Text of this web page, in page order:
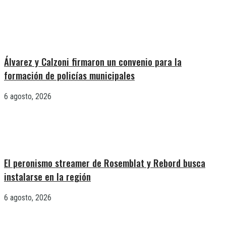
Álvarez y Calzoni firmaron un convenio para la
formación de policías municipales
6 agosto, 2026
El peronismo streamer de Rosemblat y Rebord busca
instalarse en la región
6 agosto, 2026